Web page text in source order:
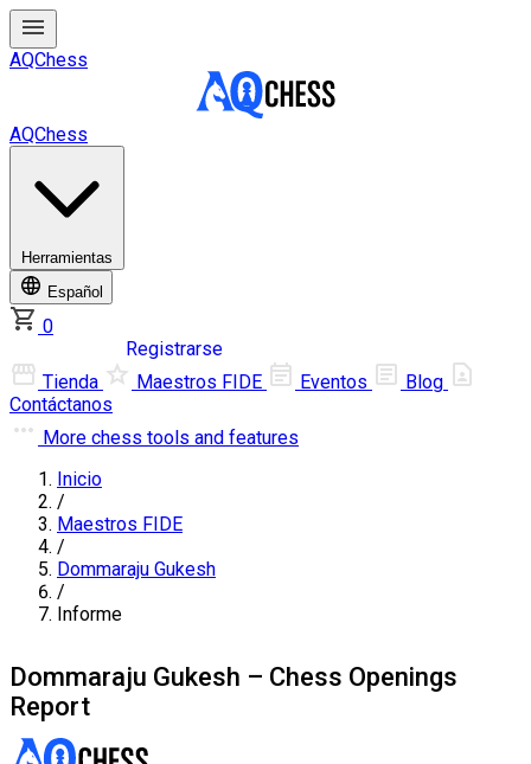
AQChess
AQChess
Herramientas
Español
0
Registrarse
Tienda
Maestros FIDE Eventos
Blog
Contáctanos
More chess tools and features
Inicio
/
Maestros FIDE
/
Dommaraju Gukesh
/
Informe
Dommaraju Gukesh – Chess Openings
Report